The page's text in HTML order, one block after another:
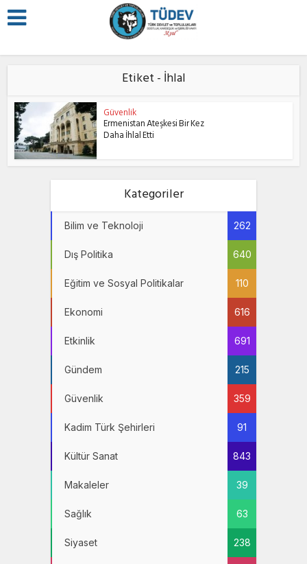
Etiket - İhlal
Güvenlik
Ermenistan Ateşkesi Bir Kez
Daha İhlal Etti
Kategoriler
Bilim ve Teknoloji 262
Dış Politika 640
Eğitim ve Sosyal Politikalar 110
Ekonomi 616
Etkinlik 691
Gündem 215
Güvenlik 359
Kadim Türk Şehirleri 91
Kültür Sanat 843
Makaleler 39
Sağlık 63
Siyaset 238